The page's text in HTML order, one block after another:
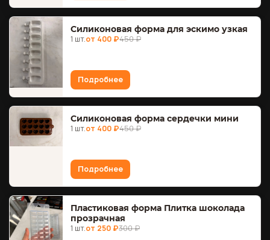
Силиконовая форма для эскимо узкая
1 шт.от 400 ₽450 ₽
Подробнее
Силиконовая форма сердечки мини
1 шт.от 400 ₽450 ₽
Подробнее
Пластиковая форма Плитка шоколада
прозрачная
1 шт.от 250 ₽300 ₽